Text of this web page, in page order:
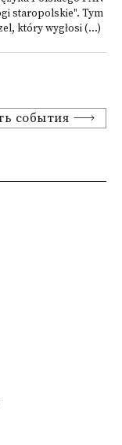
staropolskie". Tym
który wygłosi (...)
события